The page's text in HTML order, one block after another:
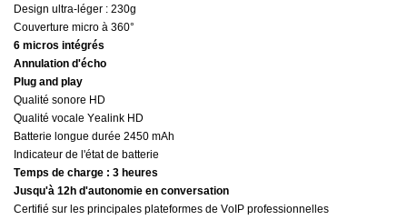
Design ultra-léger : 230g
Couverture micro à 360°
6 micros intégrés
Annulation d'écho
Plug and play
Qualité sonore HD
Qualité vocale Yealink HD
Batterie longue durée 2450 mAh
Indicateur de l'état de batterie
Temps de charge : 3 heures
Jusqu'à 12h d'autonomie en conversation
Certifié sur les principales plateformes de VoIP professionnelles